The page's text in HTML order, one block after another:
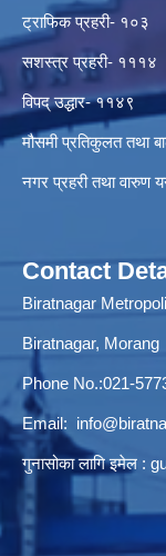
ट्राफिक प्रहरी- १०३
सशस्त्र प्रहरी- १११४
विपद् उद्धार- ११४९
मौसमी प्रतिकुलत तथा
नगर प्रहरी तथा
Contact
Biratnagar
Biratnagar, Morang
Phone No.:021-
Email:
गुनासोका लागि इमेल :